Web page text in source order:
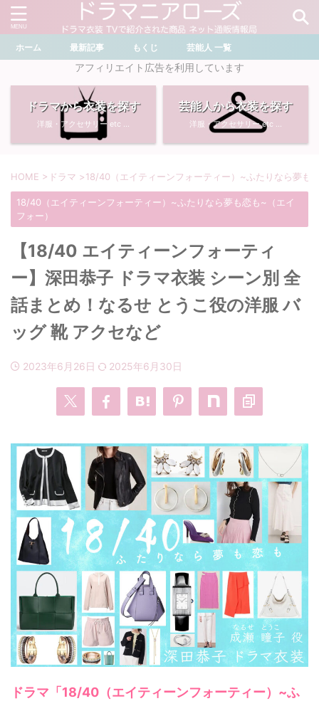
＼ ドラマ・芸能人を検索 ／
おすすめ検索ワード
川口春奈
・石原さとみ
・菜々緒
・堀田真由
・多部未華子
広瀬すず
無能の鷹
・畑芽育
・岡崎紗絵
・ わたしの宝物
・ライオンの隠れ家
サイレント
・バッグ
ホーム 最新記事 もくじ 芸能人 一覧
アフィリエイト広告を利用しています
ドラマから衣装を探す
洋服・アクセサリー etc ...
芸能人から衣装を探す
洋服・アクセサリー etc ...
HOME > ドラマ >18/40（エイティーンフォーティー）~ふたりなら夢も
18/40（エイティーンフォーティー）~ふたりなら夢も恋も~（エイ
フォー）
【18/40 エイティーンフォーティ
ー】深田恭子 ドラマ衣装 シーン別 全
話まとめ！なるせ とうこ役の洋服 バ
ッグ 靴 アクセなど
2023年6月26日 2025年6月30日
ドラマ「18/40（エイティーンフォーティー）~ふ